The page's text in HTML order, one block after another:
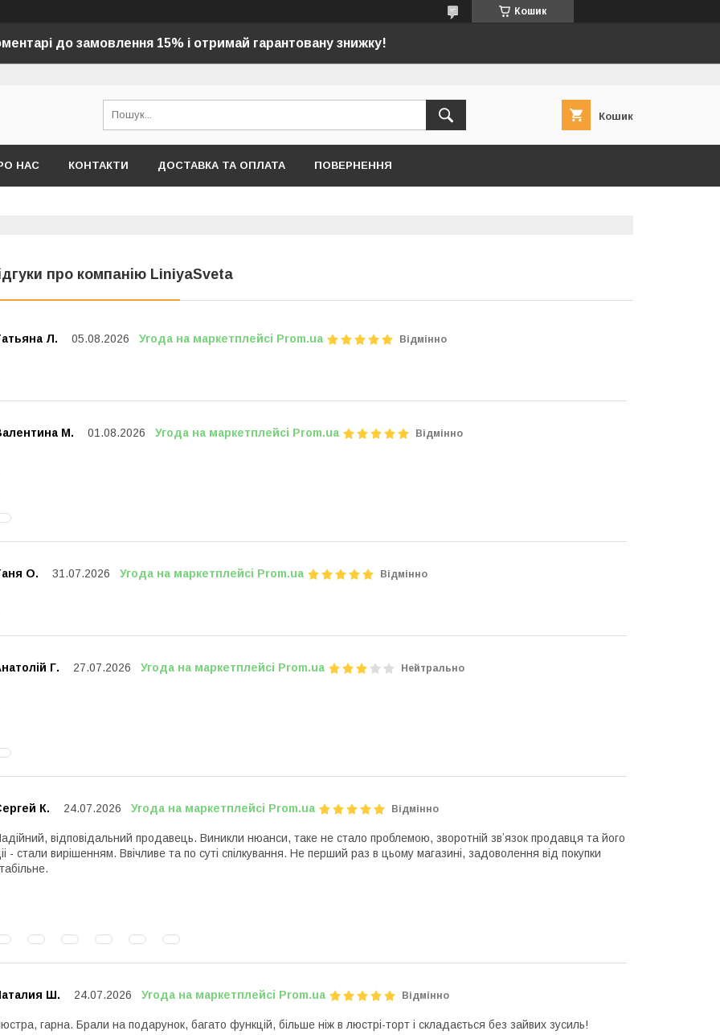
Кошик
до замовлення 15% і отримай гарантовану знижку!
Кошик
НАС КОНТАКТИ ДОСТАВКА ТА ОПЛАТА ПОВЕРНЕННЯ
про компанію LiniyaSveta
Л. 05.08.2026 Угода на маркетплейсі Prom.ua Відмінно
М. 01.08.2026 Угода на маркетплейсі Prom.ua Відмінно
О. 31.07.2026 Угода на маркетплейсі Prom.ua Відмінно
Г. 27.07.2026 Угода на маркетплейсі Prom.ua Нейтрально
К. 24.07.2026 Угода на маркетплейсі Prom.ua Відмінно
відповідальний продавець. Виникли нюанси, таке не стало проблемою, зворотній звʼязок продавця та його
- стали вирішенням. Ввічливе та по суті спілкування. Не перший раз в цьому магазині, задоволення від покупки
Ш. 24.07.2026 Угода на маркетплейсі Prom.ua Відмінно
гарна. Брали на подарунок, багато функцій, більше ніж в люстрі-торт і складається без зайвих зусиль!